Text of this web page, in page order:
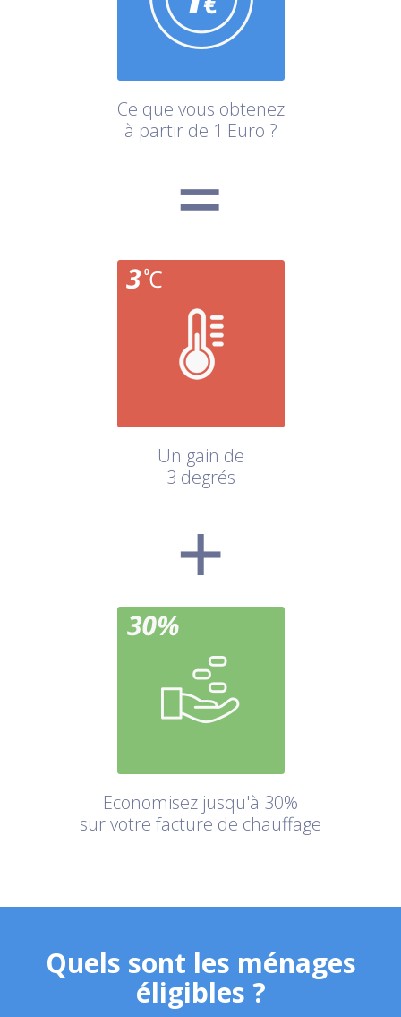
Ce que vous obtenez
à partir de 1 Euro ?
Un gain de
3 degrés
Economisez jusqu'à 30%
sur votre facture de chauffage
Quels sont les ménages
éligibles ?